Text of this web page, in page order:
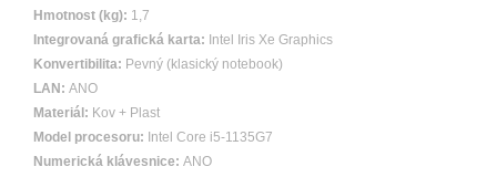
Hmotnost (kg): 1,7
Integrovaná grafická karta: Intel Iris Xe Graphics
Konvertibilita: Pevný (klasický notebook)
LAN: ANO
Materiál: Kov + Plast
Model procesoru: Intel Core i5-1135G7
Numerická klávesnice: ANO